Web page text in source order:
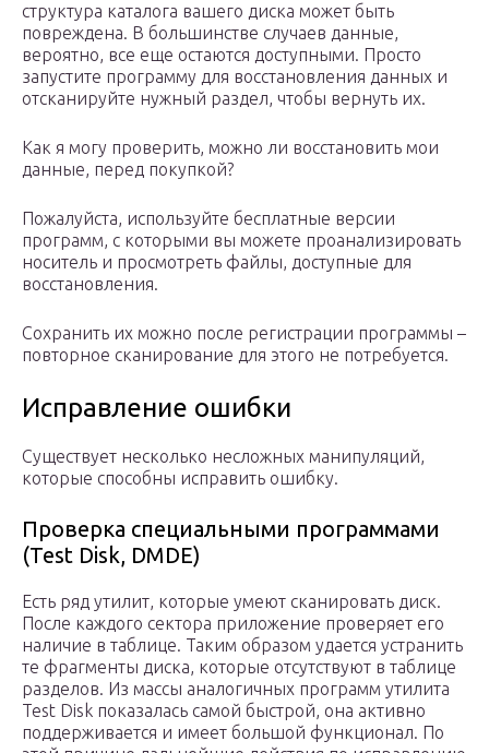
структура каталога вашего диска может быть
повреждена. В большинстве случаев данные,
вероятно, все еще остаются доступными. Просто
запустите программу для восстановления данных и
отсканируйте нужный раздел, чтобы вернуть их.
Как я могу проверить, можно ли восстановить мои
данные, перед покупкой?
Пожалуйста, используйте бесплатные версии
программ, с которыми вы можете проанализировать
носитель и просмотреть файлы, доступные для
восстановления.
Сохранить их можно после регистрации программы –
повторное сканирование для этого не потребуется.
Исправление ошибки
Существует несколько несложных манипуляций,
которые способны исправить ошибку.
Проверка специальными программами
(Test Disk, DMDE)
Есть ряд утилит, которые умеют сканировать диск.
После каждого сектора приложение проверяет его
наличие в таблице. Таким образом удается устранить
те фрагменты диска, которые отсутствуют в таблице
разделов. Из массы аналогичных программ утилита
Test Disk показалась самой быстрой, она активно
поддерживается и имеет большой функционал. По